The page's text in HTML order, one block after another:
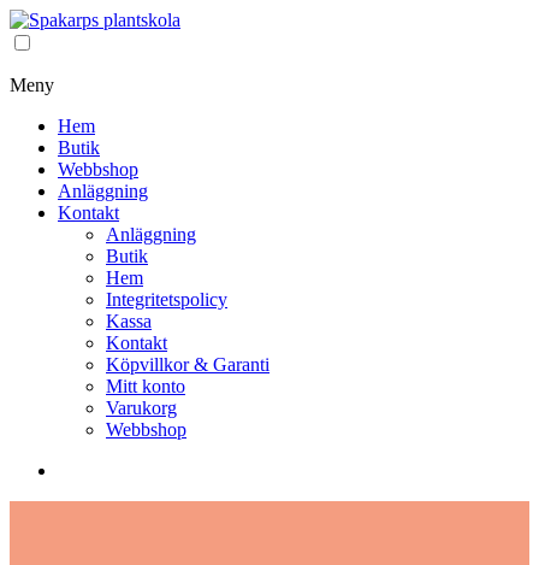
Meny
Hem
Butik
Webbshop
Anläggning
Kontakt
Anläggning
Butik
Hem
Integritetspolicy
Kassa
Kontakt
Köpvillkor & Garanti
Mitt konto
Varukorg
Webbshop